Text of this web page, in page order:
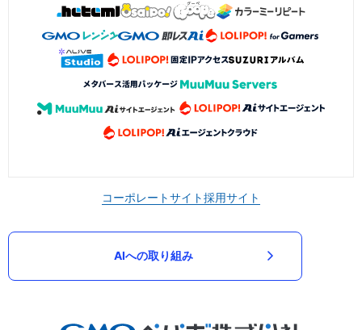
コーポレートサイト採用サイト
AIへの取り組み